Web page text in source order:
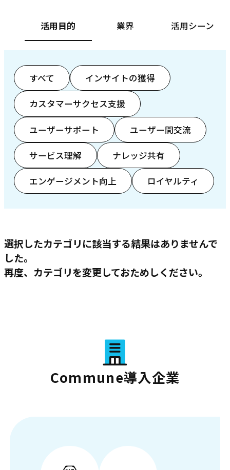
活用目的 業界 活用シーン
すべて インサイトの獲得
カスタマーサクセス支援
ユーザーサポート ユーザー間交流
サービス理解 ナレッジ共有
エンゲージメント向上 ロイヤルティ
選択したカテゴリに該当する結果はありませんで
した。
再度、カテゴリを変更しておためしください。
Commune導入企業